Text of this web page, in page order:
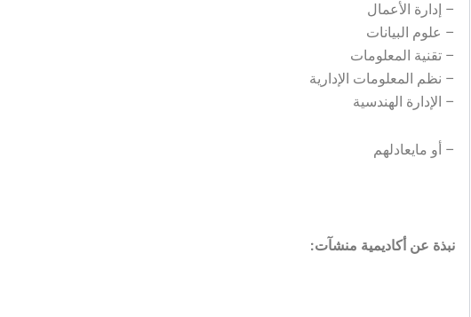
– إدارة الأعمال
– علوم البيانات
– تقنية المعلومات
– نظم المعلومات الإدارية
– الإدارة الهندسية
– أو مايعادلهم
نبذة عن أكاديمية منشآت: